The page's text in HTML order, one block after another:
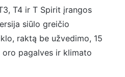
T4 ir T Spirit įrangos
siūlo greičio
raktą be užvedimo, 15
pagalves ir klimato